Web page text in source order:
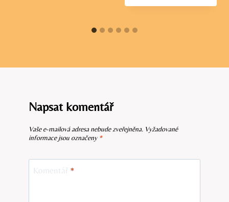
Napsat komentář
Vaše e-mailová adresa nebude zveřejněna. Vyžadované
informace jsou označeny *
Komentář *